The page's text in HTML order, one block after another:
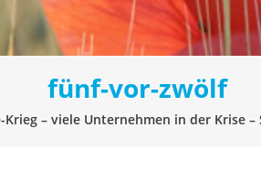
fünf-vor-zwölf
– viele Unternehmen in der Krise –